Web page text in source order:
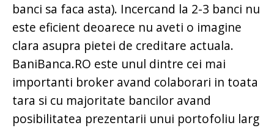
banci sa faca asta). Incercand la 2-3 banci nu
este eficient deoarece nu aveti o imagine
clara asupra pietei de creditare actuala.
BaniBanca.RO este unul dintre cei mai
importanti broker avand colaborari in toata
tara si cu majoritate bancilor avand
posibilitatea prezentarii unui portofoliu larg